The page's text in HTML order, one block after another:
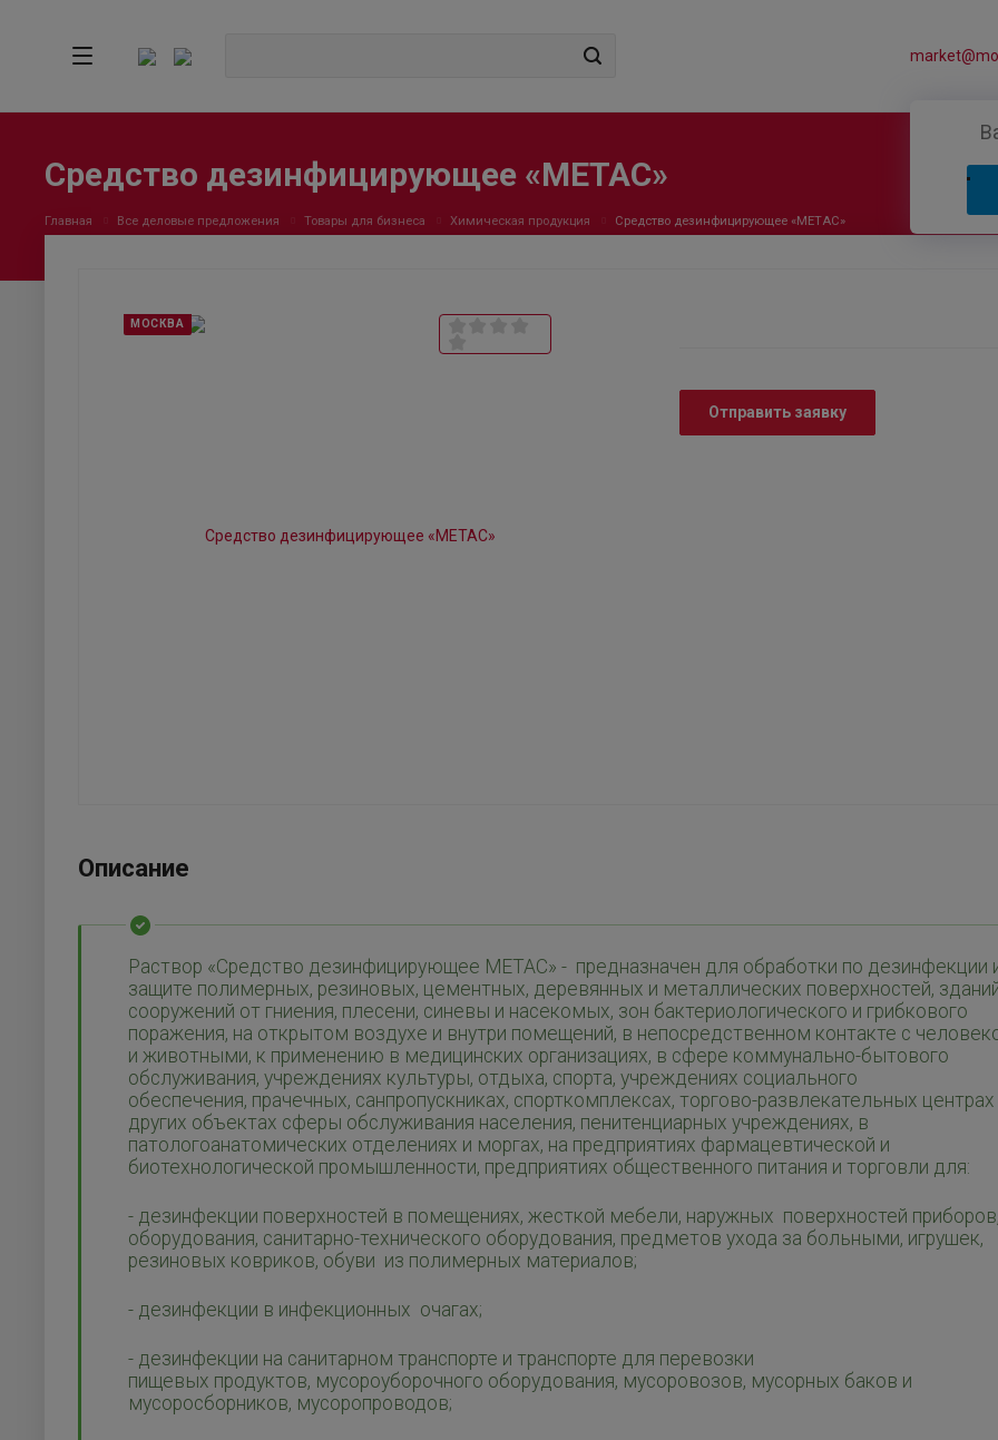
Средство дезинфицирующее «МЕТАС»
Главная Все деловые предложения Товары для бизнеса Химическая продукция Средство дезинфицирующее «МЕТАС»
МОСКВА
Отправить заявку
Описание
Раствор «Средство дезинфицирующее МЕТАС» - предназначен для обработки по дезинфекции
защите полимерных, резиновых, цементных, деревянных и металлических поверхностей,
сооружений от гниения, плесени, синевы и насекомых, зон бактериологического и грибкового
поражения, на открытом воздухе и внутри помещений, в непосредственном контакте с
и животными, к применению в медицинских организациях, в сфере коммунально-бытового
обслуживания, учреждениях культуры, отдыха, спорта, учреждениях социального
обеспечения, прачечных, санпропускниках, спорткомплексах, торгово-развлекательных центрах
других объектах сферы обслуживания населения, пенитенциарных учреждениях, в
патологоанатомических отделениях и моргах, на предприятиях фармацевтической и
биотехнологической промышленности, предприятиях общественного питания и торговли для:
- дезинфекции поверхностей в помещениях, жесткой мебели, наружных поверхностей
оборудования, санитарно-технического оборудования, предметов ухода за больными, игрушек,
резиновых ковриков, обуви из полимерных материалов;
- дезинфекции в инфекционных очагах;
- дезинфекции на санитарном транспорте и транспорте для перевозки
пищевых продуктов, мусороуборочного оборудования, мусоровозов, мусорных баков и
мусоросборников, мусоропроводов;